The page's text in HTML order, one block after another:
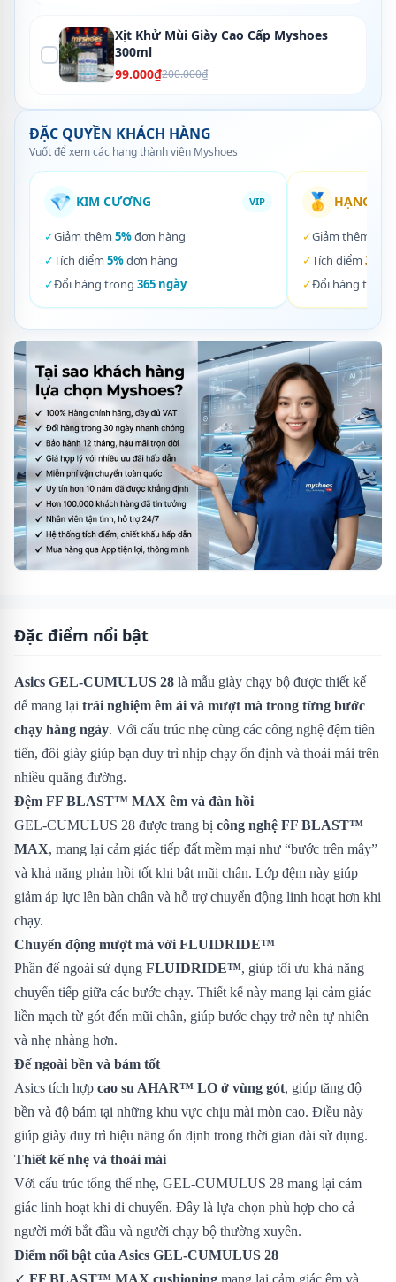
Xịt Khử Mùi Giày Cao Cấp Myshoes
300ml
99.000₫200.000₫
ĐẶC QUYỀN KHÁCH HÀNG
Vuốt để xem các hạng thành viên Myshoes
💎 KIM CƯƠNG VIP
✓Giảm thêm 5%đơn hàng
✓Tích điểm 5%đơn hàng
✓Đổi hàng trong 365 ngày
🥇 HẠNG
✓Giảm thêm
✓Tích điểm 3%
✓Đổi hàng trong
Đặc điểm nổi bật
Asics GEL-CUMULUS 28 là mẫu giày chạy bộ được thiết kế
để mang lại trải nghiệm êm ái và mượt mà trong từng bước
chạy hằng ngày. Với cấu trúc nhẹ cùng các công nghệ đệm tiên
tiến, đôi giày giúp bạn duy trì nhịp chạy ổn định và thoải mái trên
nhiều quãng đường.
Đệm FF BLAST™ MAX êm và đàn hồi
GEL-CUMULUS 28 được trang bị công nghệ FF BLAST™
MAX, mang lại cảm giác tiếp đất mềm mại như “bước trên mây”
và khả năng phản hồi tốt khi bật mũi chân. Lớp đệm này giúp
giảm áp lực lên bàn chân và hỗ trợ chuyển động linh hoạt hơn khi
chạy.
Chuyển động mượt mà với FLUIDRIDE™
Phần đế ngoài sử dụng FLUIDRIDE™, giúp tối ưu khả năng
chuyển tiếp giữa các bước chạy. Thiết kế này mang lại cảm giác
liền mạch từ gót đến mũi chân, giúp bước chạy trở nên tự nhiên
và nhẹ nhàng hơn.
Đế ngoài bền và bám tốt
Asics tích hợp cao su AHAR™ LO ở vùng gót, giúp tăng độ
bền và độ bám tại những khu vực chịu mài mòn cao. Điều này
giúp giày duy trì hiệu năng ổn định trong thời gian dài sử dụng.
Thiết kế nhẹ và thoải mái
Với cấu trúc tổng thể nhẹ, GEL-CUMULUS 28 mang lại cảm
giác linh hoạt khi di chuyển. Đây là lựa chọn phù hợp cho cả
người mới bắt đầu và người chạy bộ thường xuyên.
Điểm nổi bật của Asics GEL-CUMULUS 28
✓ FF BLAST™ MAX cushioning mang lại cảm giác êm và